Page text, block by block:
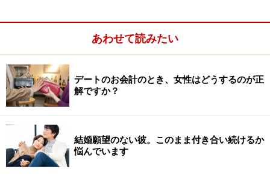
デート服専門のパーソナルスタイリストとして活動中、
クライアントの恋愛相談に乗る中で「彼氏ができた」
「結婚が決まった」という事例が続出。現在は、愛情表
現をベースとした「伝え方」を武器に、女性が楽に愛さ
れ自由に生きる方法を広めるべく、愛妻コンサルタント
として活動。『「1%も尽くさない」で一生愛される 彼
あわせて読みたい
デートのお会計のとき、女性はどうするのが正
解ですか？
結婚願望のない彼。このまま付き合い続けるか
悩んでいます